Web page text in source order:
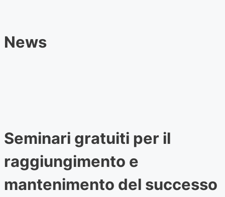
News
Seminari gratuiti per il
raggiungimento e
mantenimento del successo